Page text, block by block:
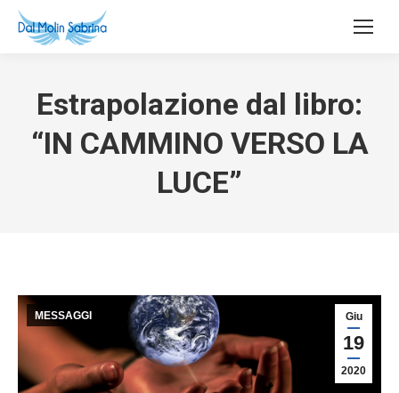
Estrapolazione dal libro:
“IN CAMMINO VERSO LA
LUCE”
Giu
19
2020
MESSAGGI